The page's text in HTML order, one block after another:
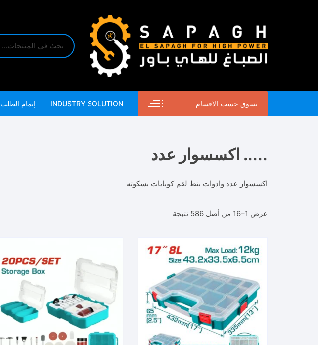
تسوق حسب الاقسام INDUSTRY SOLUTION إتمام الطلب
..... اكسسوار عدد
اكسسوار عدد وادوات بنط لقم كوبايات بسكوته
عرض 1–16 من أصل 586 نتيجة
الأحدث